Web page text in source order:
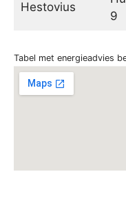
Hestovius
9
Tabel met energieadvies